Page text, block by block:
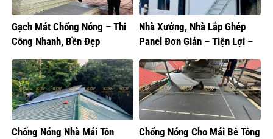
Gạch Mát Chống Nóng – Thi
Công Nhanh, Bền Đẹp
Nhà Xưởng, Nhà Lắp Ghép
Panel Đơn Giản – Tiện Lợi –
Chống Nóng Nhà Mái Tôn
Chống Nóng Cho Mái Bê Tông